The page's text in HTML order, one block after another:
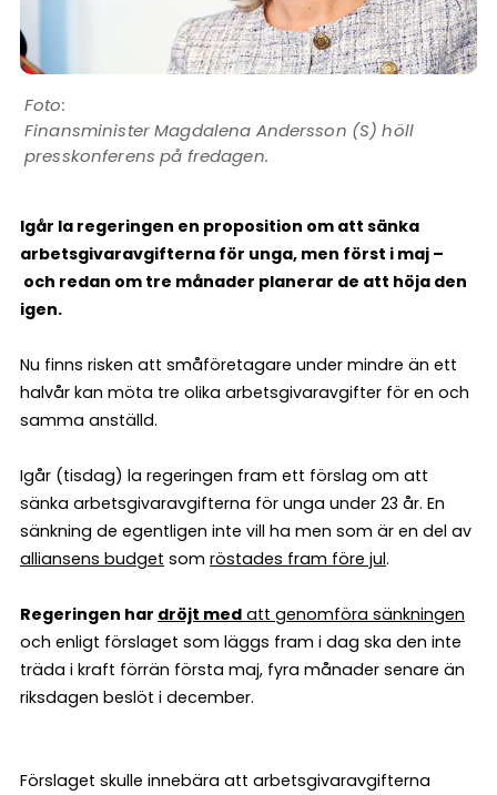
Finansminister Magdalena Andersson (S) höll
presskonferens på fredagen.
Igår la regeringen en proposition om att sänka
arbetsgivaravgifterna för unga, men först i maj –
och redan om tre månader planerar de att höja den
igen.
Nu finns risken att småföretagare under mindre än ett
halvår kan möta tre olika arbetsgivaravgifter för en och
samma anställd.
Igår (tisdag) la regeringen fram ett förslag om att
sänka arbetsgivaravgifterna för unga under 23 år. En
sänkning de egentligen inte vill ha men som är en del av
alliansens budget som röstades fram före jul.
Regeringen har dröjt med att genomföra sänkningen
och enligt förslaget som läggs fram i dag ska den inte
träda i kraft förrän första maj, fyra månader senare än
riksdagen beslöt i december.
Förslaget skulle innebära att arbetsgivaravgifterna